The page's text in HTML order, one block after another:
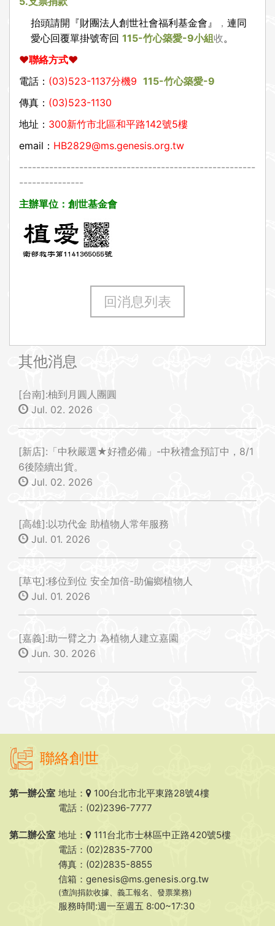
抬頭請開『財團法人創世社會福利基金會』
， 連同
愛心回覆單掛號寄回 115-竹心築愛-9小組收。
❤聯絡方式❤
電話： (03)523-1137分機9 115-竹心築愛-9
傳真： (03)523-1130
地址： 300新竹市北區和平路142號5樓
email ： HB2829@ms.genesis.org.tw
-------------------------------------------------------
---------------
主辦單位：創世基金會
回消息列表
其他消息
[台南]:柚到月圓人團圓
Jul. 02. 2026
[新店]:「中秋嚴選★好禮必備」-中秋禮盒預訂中，8/1
6後陸續出貨。
Jul. 02. 2026
[高雄]:以功代金 助植物人常年服務
Jul. 01. 2026
[草屯]:移位到位 安全加倍-助偏鄉植物人
Jul. 01. 2026
[嘉義]:助一臂之力 為植物人建立嘉園
Jun. 30. 2026
聯絡創世
第一辦公室 地址：
100台北市北平東路28號4樓
電話：(02)2396-7777
第二辦公室 地址：
111台北市士林區中正路420號5樓
電話：(02)2835-7700
傳真：(02)2835-8855
信箱： genesis@ms.genesis.org.tw
(查詢捐款收據、義工報名、發票業務)
服務時間:週一至週五 8:00~17:30